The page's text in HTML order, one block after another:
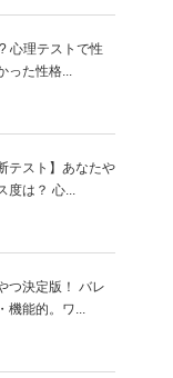
心理テストで性
った性格...
テスト】あなたや
度は？ 心...
つ決定版！ バレ
機能的。ワ...